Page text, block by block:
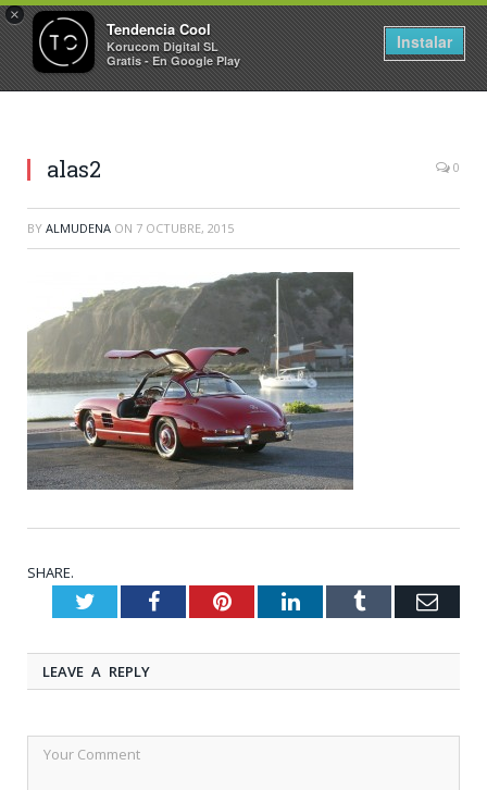
×
Tendencia Cool
Korucom Digital SL
Gratis - En Google Play
Instalar
alas2 0
BY ALMUDENA ON 7 OCTUBRE, 2015
SHARE.
TwitterFacebookPinterestLinkedInTumblr
LEAVE A REPLY